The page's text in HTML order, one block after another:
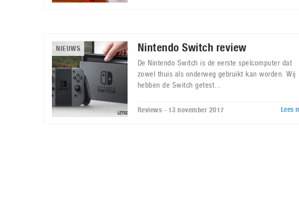
NIEUWS Nintendo Switch review
De Nintendo Switch is de eerste spelcomputer dat
zowel thuis als onderweg gebruikt kan worden. Wij
hebben de Switch getest...
Reviews - 13 november 2017 Lees